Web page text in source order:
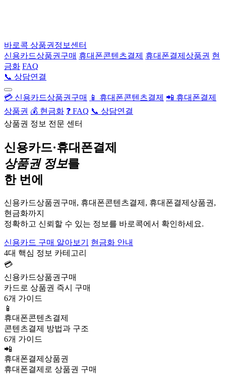
바로콕 상품권정보센터
신용카드상품권구매 휴대폰콘텐츠결제 휴대폰결제상품권 현
금화 FAQ
📞 상담연결
💳 신용카드상품권구매 📱 휴대폰콘텐츠결제 📲 휴대폰결제
상품권 💰 현금화 ❓ FAQ 📞 상담연결
상품권 정보 전문 센터
신용카드·휴대폰결제
상품권 정보를
한 번에
신용카드상품권구매, 휴대폰콘텐츠결제, 휴대폰결제상품권,
현금화까지
정확하고 신뢰할 수 있는 정보를 바로콕에서 확인하세요.
신용카드 구매 알아보기
현금화 안내
4대 핵심 정보 카테고리
💳
신용카드상품권구매
카드로 상품권 즉시 구매
6개 가이드
📱
휴대폰콘텐츠결제
콘텐츠결제 방법과 구조
6개 가이드
📲
휴대폰결제상품권
휴대폰결제로 상품권 구매